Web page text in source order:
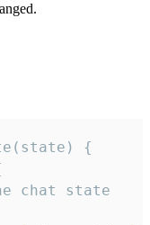
{
chat state